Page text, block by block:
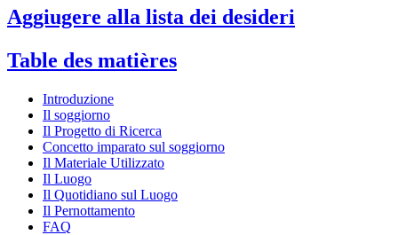
Aggiugere alla lista dei desideri
Table des matières
Introduzione
Il soggiorno
Il Progetto di Ricerca
Concetto imparato sul soggiorno
Il Materiale Utilizzato
Il Luogo
Il Quotidiano sul Luogo
Il Pernottamento
FAQ